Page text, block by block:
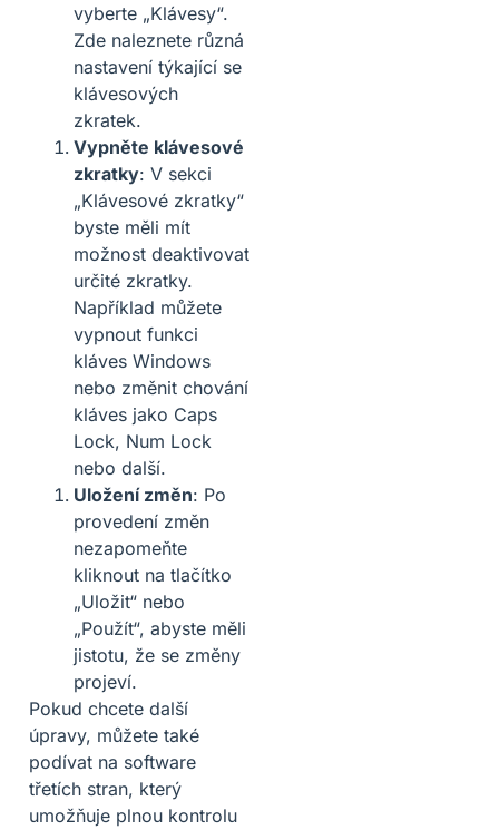
vyberte „Klávesy“.
Zde naleznete různá
nastavení týkající se
klávesových
zkratek.
Vypněte klávesové
zkratky: V sekci
„Klávesové zkratky“
byste měli mít
možnost deaktivovat
určité zkratky.
Například můžete
vypnout funkci
kláves Windows
nebo změnit chování
kláves jako Caps
Lock, Num Lock
nebo další.
Uložení změn: Po
provedení změn
nezapomeňte
kliknout na tlačítko
„Uložit“ nebo
„Použít“, abyste měli
jistotu, že se změny
projeví.
Pokud chcete další
úpravy, můžete také
podívat na software
třetích stran, který
umožňuje plnou kontrolu